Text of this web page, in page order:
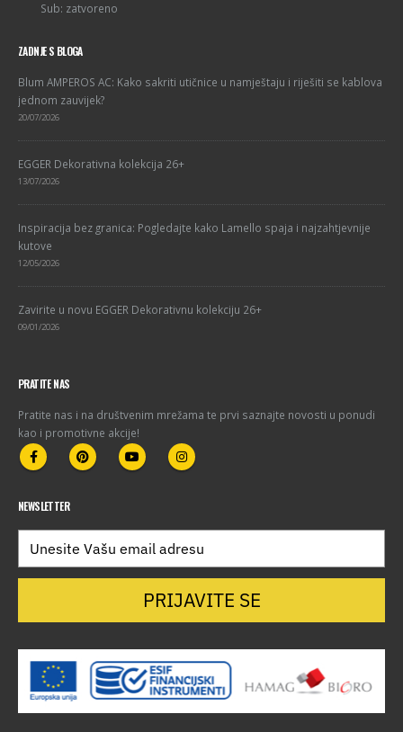
Sub: zatvoreno
ZADNJE S BLOGA
Blum AMPEROS AC: Kako sakriti utičnice u namještaju i riješiti se kablova
jednom zauvijek?
20/07/2026
EGGER Dekorativna kolekcija 26+
13/07/2026
Inspiracija bez granica: Pogledajte kako Lamello spaja i najzahtjevnije
kutove
12/05/2026
Zavirite u novu EGGER Dekorativnu kolekciju 26+
09/01/2026
PRATITE NAS
Pratite nas i na društvenim mrežama te prvi saznajte novosti u ponudi
kao i promotivne akcije!
NEWSLETTER
PRIJAVITE SE